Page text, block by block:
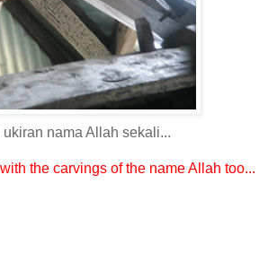
nama Allah sekali...
the carvings of the name Allah too...